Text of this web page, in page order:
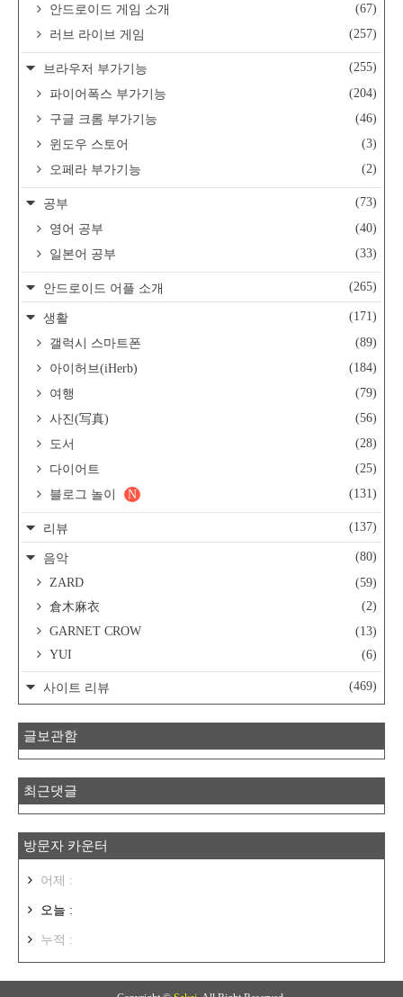
안드로이드 게임 소개
(67)
러브 라이브 게임
(257)
브라우저 부가기능
(255)
파이어폭스 부가기능
(204)
구글 크롬 부가기능
(46)
윈도우 스토어
(3)
오페라 부가기능
(2)
공부
(73)
영어 공부
(40)
일본어 공부
(33)
안드로이드 어플 소개 (265)
생활
(171)
갤럭시 스마트폰
(89)
아이허브(iHerb)
(184)
여행
(79)
사진(写真)
(56)
도서
(28)
다이어트
(25)
블로그 놀이
(131)
N
리뷰 (137)
음악
(80)
ZARD
(59)
倉木麻衣
(2)
GARNET CROW
(13)
YUI
(6)
사이트 리뷰 (469)
글보관함
최근댓글
방문자 카운터
어제 :
오늘 :
누적 :